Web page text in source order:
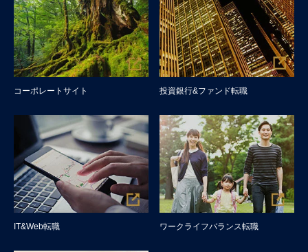
コーポレートサイト 投資銀行&ファンド転職
IT&Web転職 ワークライフバランス転職